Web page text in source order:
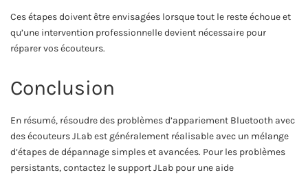
Ces étapes doivent être envisagées lorsque tout le reste échoue et
qu’une intervention professionnelle devient nécessaire pour
réparer vos écouteurs.
Conclusion
En résumé, résoudre des problèmes d’appariement Bluetooth avec
des écouteurs JLab est généralement réalisable avec un mélange
d’étapes de dépannage simples et avancées. Pour les problèmes
persistants, contactez le support JLab pour une aide